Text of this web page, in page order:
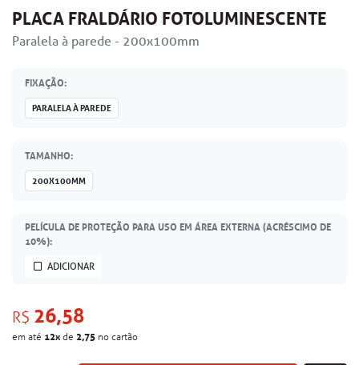
PLACA FRALDÁRIO FOTOLUMINESCENTE
Paralela à parede - 200x100mm
FIXAÇÃO:
PARALELA À PAREDE
TAMANHO:
200X100MM
PELÍCULA DE PROTEÇÃO PARA USO EM ÁREA EXTERNA (ACRÉSCIMO DE
10%):
ADICIONAR
R$ 26,58
em até 12x de 2,75 no cartão